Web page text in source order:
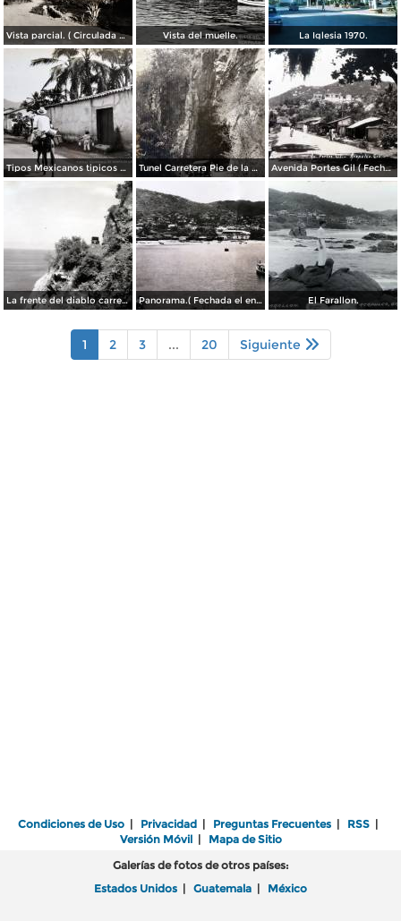
Vista parcial. ( Circulada el 23 de Mayo de 1935 ). Vista del muelle. La Iglesia 1970.
Tipos Mexicanos tipicos aguadores.. Tunel Carretera Pie de la Cuesta Acapulco . Avenida Portes Gil ( Fechada el en 1931 ).
La frente del diablo carretera Acapulo a Pie de La Cuesta ( Fechada el en 1931 ). Panorama.( Fechada el en 1931 ). El Farallon.
1 2 3 ... 20 Siguiente
Condiciones de Uso | Privacidad | Preguntas Frecuentes | RSS |
Versión Móvil| Mapa de Sitio
Galerías de fotos de otros países:
Estados Unidos | Guatemala | México